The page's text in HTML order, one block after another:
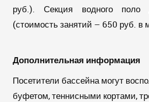
руб.). Секция водного поло
(стоимость занятий – 650 руб. в
Дополнительная информация
Посетители бассейна могут
буфетом, теннисными кортами,